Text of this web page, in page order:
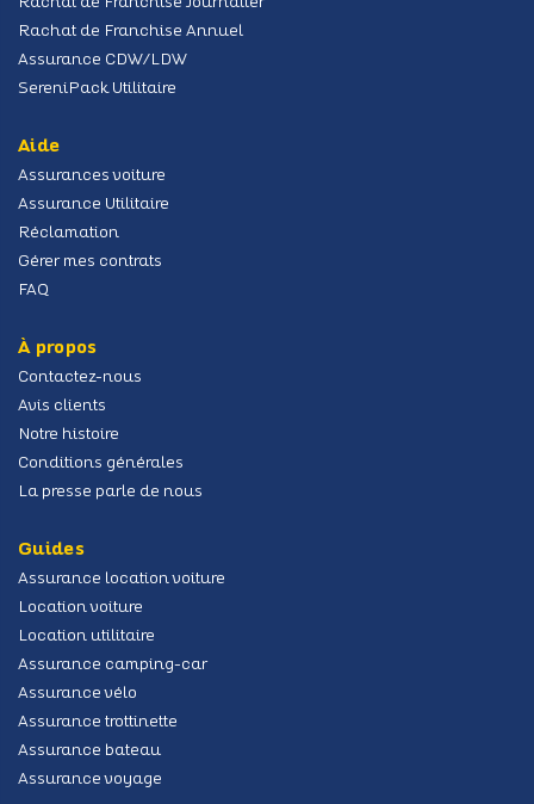
Rachat de Franchise Journalier
Rachat de Franchise Annuel
Assurance CDW/LDW
SereniPack Utilitaire
Aide
Assurances voiture
Assurance Utilitaire
Réclamation
Gérer mes contrats
FAQ
À propos
Contactez-nous
Avis clients
Notre histoire
Conditions générales
La presse parle de nous
Guides
Assurance location voiture
Location voiture
Location utilitaire
Assurance camping-car
Assurance vélo
Assurance trottinette
Assurance bateau
Assurance voyage